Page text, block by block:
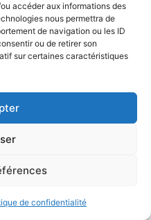
accéder aux informations des
nous permettra de
de navigation ou les ID
ou de retirer son
sur certaines caractéristiques
de confidentialité
web et SEO - Audience Cible